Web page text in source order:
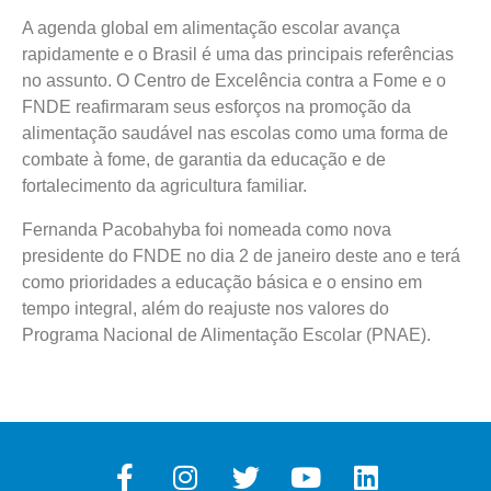
A agenda global em alimentação escolar avança
rapidamente e o Brasil é uma das principais referências
no assunto. O Centro de Excelência contra a Fome e o
FNDE reafirmaram seus esforços na promoção da
alimentação saudável nas escolas como uma forma de
combate à fome, de garantia da educação e de
fortalecimento da agricultura familiar.
Fernanda Pacobahyba foi nomeada como nova
presidente do FNDE no dia 2 de janeiro deste ano e terá
como prioridades a educação básica e o ensino em
tempo integral, além do reajuste nos valores do
Programa Nacional de Alimentação Escolar (PNAE).